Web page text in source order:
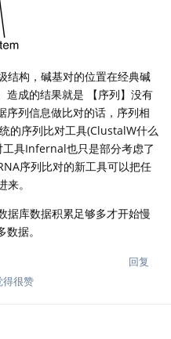
结构，碱基对的位置在经典碱
造成的结果就是 【序列】没有
序列信息做比对的话，序列相
的序列比对工具(ClustalW什么
具Infernal也只是部分考虑了
序列比对的新工具可以把任
。
据库数据积累足够多才开始慢
据。
回复
得很赞